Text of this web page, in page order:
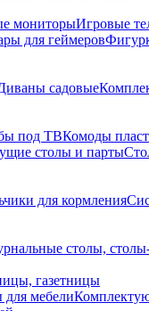
мониторыИгровые
для геймеров
садовые
под ТВКомоды
столы и парты
для кормления
столы,
газетницы
для мебели